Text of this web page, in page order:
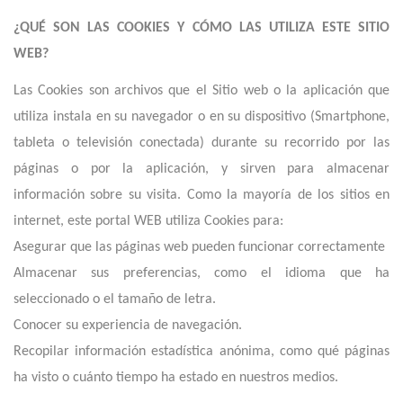
¿QUÉ SON LAS COOKIES Y CÓMO LAS UTILIZA ESTE SITIO
WEB?
Las Cookies son archivos que el Sitio web o la aplicación que
utiliza instala en su navegador o en su dispositivo (Smartphone,
tableta o televisión conectada) durante su recorrido por las
páginas o por la aplicación, y sirven para almacenar
información sobre su visita. Como la mayoría de los sitios en
internet, este portal WEB utiliza Cookies para:
Asegurar que las páginas web pueden funcionar correctamente
Almacenar sus preferencias, como el idioma que ha
seleccionado o el tamaño de letra.
Conocer su experiencia de navegación.
Recopilar información estadística anónima, como qué páginas
ha visto o cuánto tiempo ha estado en nuestros medios.